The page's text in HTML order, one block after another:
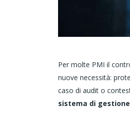
Per molte PMI il
nuove necessità:
caso di audit o
sistema di gestione